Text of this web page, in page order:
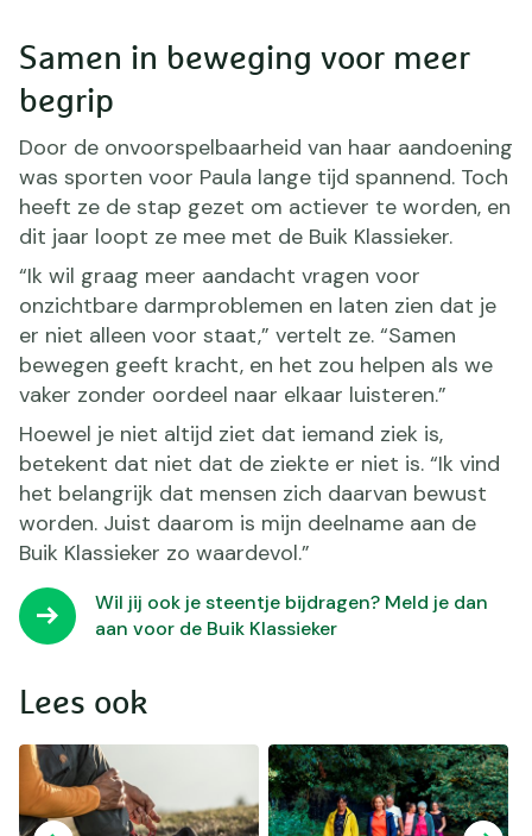
Samen in beweging voor meer
begrip
Door de onvoorspelbaarheid van haar aandoening
was sporten voor Paula lange tijd spannend. Toch
heeft ze de stap gezet om actiever te worden, en
dit jaar loopt ze mee met de Buik Klassieker.
“Ik wil graag meer aandacht vragen voor
onzichtbare darmproblemen en laten zien dat je
er niet alleen voor staat,” vertelt ze. “Samen
bewegen geeft kracht, en het zou helpen als we
vaker zonder oordeel naar elkaar luisteren.”
Hoewel je niet altijd ziet dat iemand ziek is,
betekent dat niet dat de ziekte er niet is. “Ik vind
het belangrijk dat mensen zich daarvan bewust
worden. Juist daarom is mijn deelname aan de
Buik Klassieker zo waardevol.”
Wil jij ook je steentje bijdragen? Meld je dan
aan voor de Buik Klassieker
Lees ook